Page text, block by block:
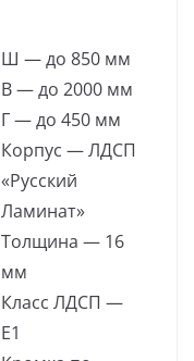
Ш — до 850 мм
В — до 2000 мм
Г — до 450 мм
Корпус — ЛДСП
«Русский
Ламинат»
Толщина — 16
мм
Класс ЛДСП —
Е1